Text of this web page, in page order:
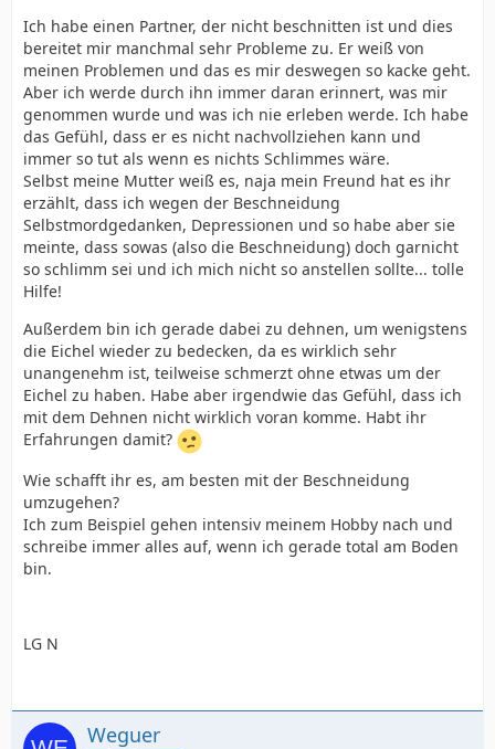
Ich habe einen Partner, der nicht beschnitten ist und dies
bereitet mir manchmal sehr Probleme zu. Er weiß von
meinen Problemen und das es mir deswegen so kacke geht.
Aber ich werde durch ihn immer daran erinnert, was mir
genommen wurde und was ich nie erleben werde. Ich habe
das Gefühl, dass er es nicht nachvollziehen kann und
immer so tut als wenn es nichts Schlimmes wäre.
Selbst meine Mutter weiß es, naja mein Freund hat es ihr
erzählt, dass ich wegen der Beschneidung
Selbstmordgedanken, Depressionen und so habe aber sie
meinte, dass sowas (also die Beschneidung) doch garnicht
so schlimm sei und ich mich nicht so anstellen sollte... tolle
Hilfe!
Außerdem bin ich gerade dabei zu dehnen, um wenigstens
die Eichel wieder zu bedecken, da es wirklich sehr
unangenehm ist, teilweise schmerzt ohne etwas um der
Eichel zu haben. Habe aber irgendwie das Gefühl, dass ich
mit dem Dehnen nicht wirklich voran komme. Habt ihr
Erfahrungen damit?
Wie schafft ihr es, am besten mit der Beschneidung
umzugehen?
Ich zum Beispiel gehen intensiv meinem Hobby nach und
schreibe immer alles auf, wenn ich gerade total am Boden
bin.
LG N
Weguer